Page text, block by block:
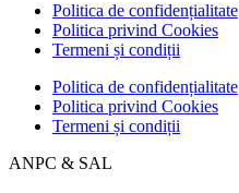
Politica de confidențialitate
Politica privind Cookies
Termeni și condiții
Politica de confidențialitate
Politica privind Cookies
Termeni și condiții
ANPC & SAL